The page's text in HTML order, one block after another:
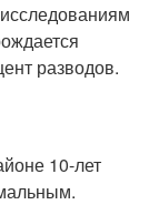
разводов.
10-лет